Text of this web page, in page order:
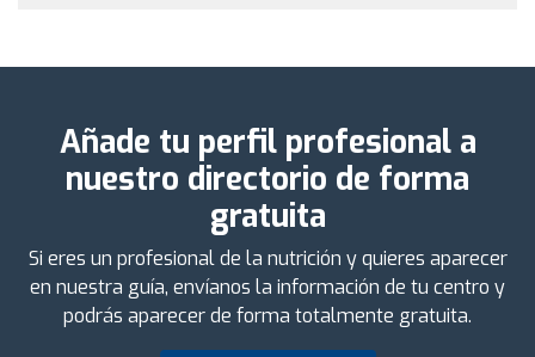
Añade tu perfil profesional a
nuestro directorio de forma
gratuita
Si eres un profesional de la nutrición y quieres aparecer
en nuestra guía, envíanos la información de tu centro y
podrás aparecer de forma totalmente gratuita.